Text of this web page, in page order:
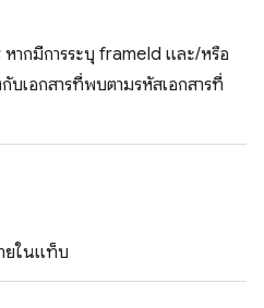
หากมีการระบุ frameId และ/หรือ
บเอกสารที่พบตามรหัสเอกสารที่
ยในแท็บ